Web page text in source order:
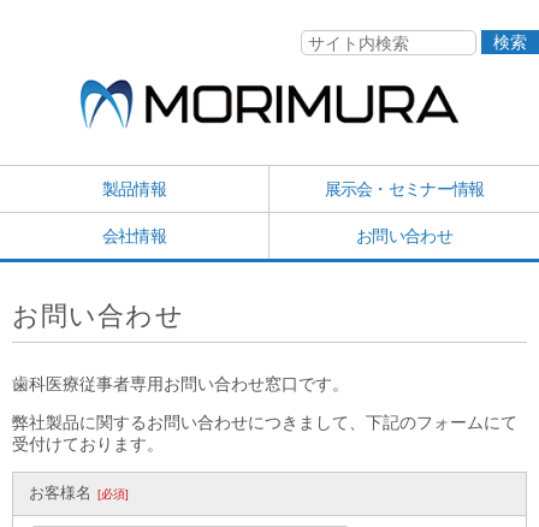
検索
製品情報 展示会・セミナー情報
会社情報 お問い合わせ
お問い合わせ
歯科医療従事者専用お問い合わせ窓口です。
弊社製品に関するお問い合わせにつきまして、下記のフォームにて
受付けております。
お客様名 [必須]